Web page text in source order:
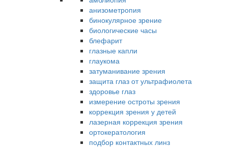
анизометропия
бинокулярное зрение
биологические часы
блефарит
глазные капли
глаукома
затуманивание зрения
защита глаз от ультрафиолета
здоровье глаз
измерение остроты зрения
коррекция зрения у детей
лазерная коррекция зрения
ортокератология
подбор контактных линз